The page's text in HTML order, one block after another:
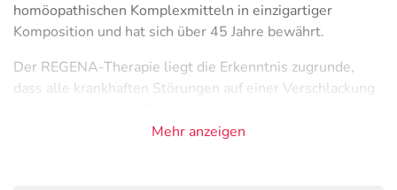
homöopathischen Komplexmitteln in einzigartiger
Komposition und hat sich über 45 Jahre bewährt.
Der REGENA-Therapie liegt die Erkenntnis zugrunde,
dass alle krankhaften Störungen auf einer Verschlackung
ein Heilbestreben des Körpers darstellt.
Mehr anzeigen